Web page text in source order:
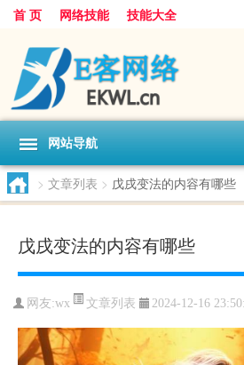
首 页 网络技能 技能大全
网站导航
> 文章列表 > 戊戌变法的内容有哪些
戊戌变法的内容有哪些
网友:wx 文章列表 2024-12-16